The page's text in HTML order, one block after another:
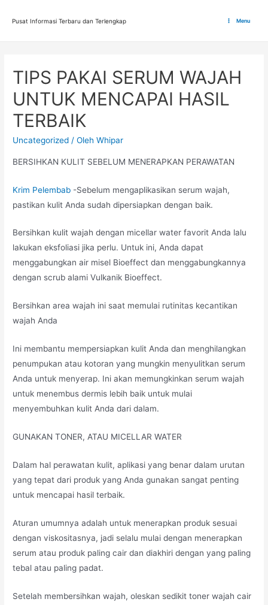
Pusat Informasi Terbaru dan Terlengkap Menu
TIPS PAKAI SERUM WAJAH
UNTUK MENCAPAI HASIL
TERBAIK
Uncategorized / OlehWhipar
BERSIHKAN KULIT SEBELUM MENERAPKAN PERAWATAN
Krim Pelembab -Sebelum mengaplikasikan serum wajah,
pastikan kulit Anda sudah dipersiapkan dengan baik.
Bersihkan kulit wajah dengan micellar water favorit Anda lalu
lakukan eksfoliasi jika perlu. Untuk ini, Anda dapat
menggabungkan air misel Bioeffect dan menggabungkannya
dengan scrub alami Vulkanik Bioeffect.
Bersihkan area wajah ini saat memulai rutinitas kecantikan
wajah Anda
Ini membantu mempersiapkan kulit Anda dan menghilangkan
penumpukan atau kotoran yang mungkin menyulitkan serum
Anda untuk menyerap. Ini akan memungkinkan serum wajah
untuk menembus dermis lebih baik untuk mulai
menyembuhkan kulit Anda dari dalam.
GUNAKAN TONER, ATAU MICELLAR WATER
Dalam hal perawatan kulit, aplikasi yang benar dalam urutan
yang tepat dari produk yang Anda gunakan sangat penting
untuk mencapai hasil terbaik.
Aturan umumnya adalah untuk menerapkan produk sesuai
dengan viskositasnya, jadi selalu mulai dengan menerapkan
serum atau produk paling cair dan diakhiri dengan yang paling
tebal atau paling padat.
Setelah membersihkan wajah, oleskan sedikit toner wajah cair